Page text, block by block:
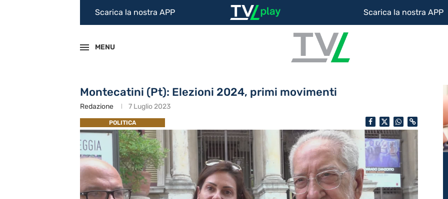
Scarica la nostra APP Scarica la nostra APP
MENU
Montecatini (Pt): Elezioni 2024, primi movimenti
Redazione 7 Luglio 2023
POLITICA